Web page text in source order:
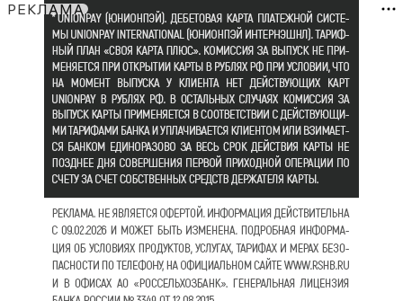
РЕКЛАМА